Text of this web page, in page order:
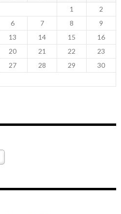
1
2
6 7 8
9
13 14 15
16
20 21 22
23
27 28 29
30